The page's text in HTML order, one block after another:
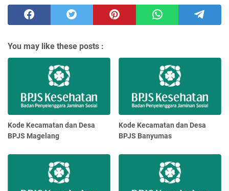
You may like these posts :
Kode Kecamatan dan Desa
BPJS Magelang
Kode Kecamatan dan Desa
BPJS Banyumas